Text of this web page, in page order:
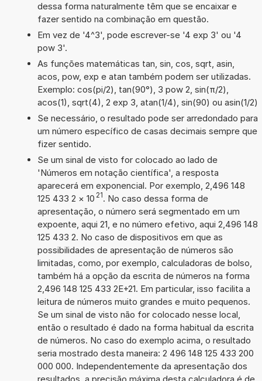
dessa forma naturalmente têm que se encaixar e
fazer sentido na combinação em questão.
Em vez de '4^3', pode escrever-se '4 exp 3' ou '4
pow 3'.
As funções matemáticas tan, sin, cos, sqrt, asin,
acos, pow, exp e atan também podem ser utilizadas.
Exemplo: cos(pi/2), tan(90°), 3 pow 2, sin(π/2),
acos(1), sqrt(4), 2 exp 3, atan(1/4), sin(90) ou asin(1/2)
Se necessário, o resultado pode ser arredondado para
um número específico de casas decimais sempre que
fizer sentido.
Se um sinal de visto for colocado ao lado de
'Números em notação científica', a resposta
aparecerá em exponencial. Por exemplo, 2,496 148
125 433 2 × 10 21. No caso dessa forma de
apresentação, o número será segmentado em um
expoente, aqui 21, e no número efetivo, aqui 2,496 148
125 433 2. No caso de dispositivos em que as
possibilidades de apresentação de números são
limitadas, como, por exemplo, calculadoras de bolso,
também há a opção da escrita de números na forma
2,496 148 125 433 2E+21. Em particular, isso facilita a
leitura de números muito grandes e muito pequenos.
Se um sinal de visto não for colocado nesse local,
então o resultado é dado na forma habitual da escrita
de números. No caso do exemplo acima, o resultado
seria mostrado desta maneira: 2 496 148 125 433 200
000 000. Independentemente da apresentação dos
resultados, a precisão máxima desta calculadora é de